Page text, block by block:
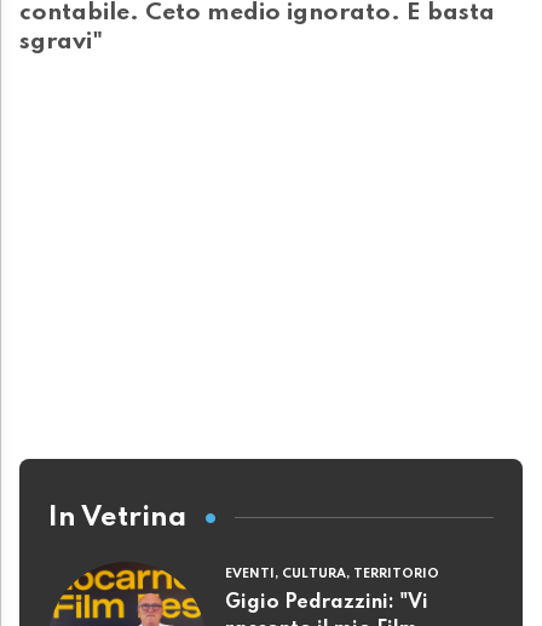
contabile. Ceto medio ignorato. E basta
sgravi"
In Vetrina
EVENTI, CULTURA, TERRITORIO
Gigio Pedrazzini: "Vi